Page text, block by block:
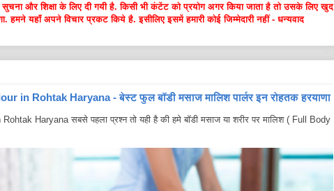
और शिक्षा के लिए दी गयी है. किसी भी कंटेंट को प्रयोग अगर किया जाता है तो उसके लिए खुद
हमने यहाँ अपने विचार प्रकट किये है. इसीलिए इसमें हमारी कोई जिम्मेदारी नहीं - धन्यवाद
in Rohtak Haryana - बेस्ट फुल बॉडी मसाज मालिश पार्लर इन रोहतक हरयाणा
Haryana सबसे पहला प्रश्न तो यही है की हमे बॉडी मसाज या शरीर पर मालिश ( Full Body